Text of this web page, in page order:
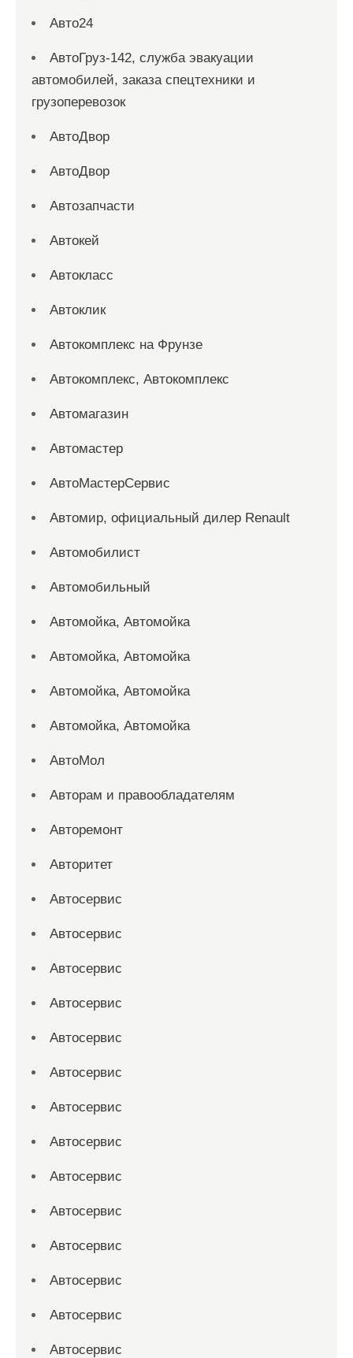
Авто24
АвтоГруз-142, служба эвакуации
автомобилей, заказа спецтехники и
грузоперевозок
АвтоДвор
АвтоДвор
Автозапчасти
Автокей
Автокласс
Автоклик
Автокомплекс на Фрунзе
Автокомплекс, Автокомплекс
Автомагазин
Автомастер
АвтоМастерСервис
Автомир, официальный дилер Renault
Автомобилист
Автомобильный
Автомойка, Автомойка
Автомойка, Автомойка
Автомойка, Автомойка
Автомойка, Автомойка
АвтоМол
Авторам и правообладателям
Авторемонт
Авторитет
Автосервис
Автосервис
Автосервис
Автосервис
Автосервис
Автосервис
Автосервис
Автосервис
Автосервис
Автосервис
Автосервис
Автосервис
Автосервис
Автосервис